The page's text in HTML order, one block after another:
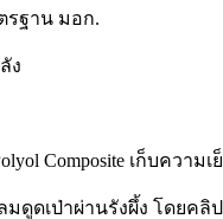
รฐาน มอก.
ง
Composite เก็บความ
ดเป่าผ่านรังผึ้ง โดยค